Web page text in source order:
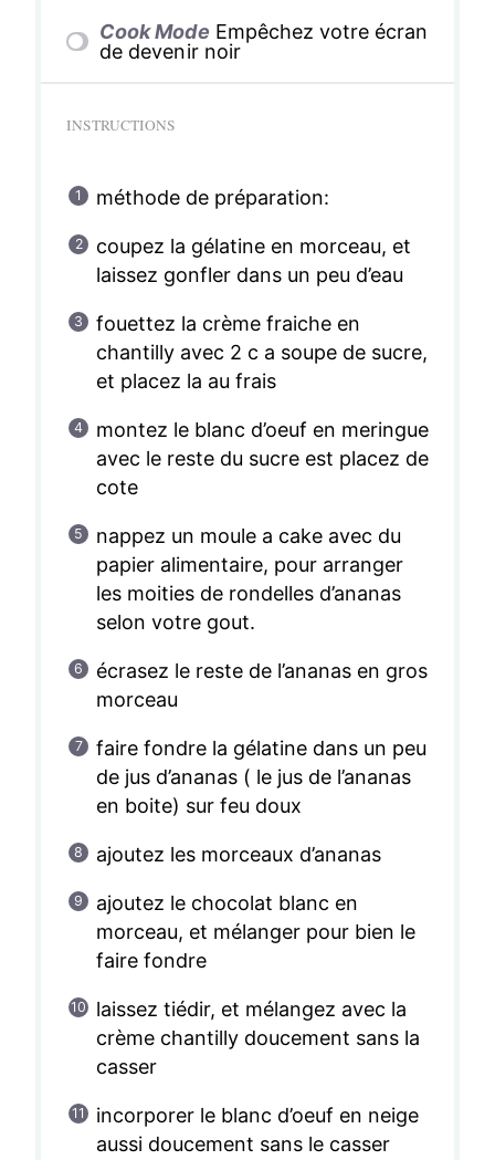
Cook Mode Empêchez votre écran
de devenir noir
INSTRUCTIONS
méthode de préparation:
coupez la gélatine en morceau, et
laissez gonfler dans un peu d’eau
fouettez la crème fraiche en
chantilly avec 2 c a soupe de sucre,
et placez la au frais
montez le blanc d’oeuf en meringue
avec le reste du sucre est placez de
cote
nappez un moule a cake avec du
papier alimentaire, pour arranger
les moities de rondelles d’ananas
selon votre gout.
écrasez le reste de l’ananas en gros
morceau
faire fondre la gélatine dans un peu
de jus d’ananas ( le jus de l’ananas
en boite) sur feu doux
ajoutez les morceaux d’ananas
ajoutez le chocolat blanc en
morceau, et mélanger pour bien le
faire fondre
laissez tiédir, et mélangez avec la
crème chantilly doucement sans la
casser
incorporer le blanc d’oeuf en neige
aussi doucement sans le casser